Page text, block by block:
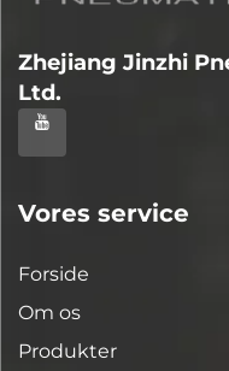
Zhejiang Jinzhi
Ltd.
Vores service
Forside
Om os
Produkter